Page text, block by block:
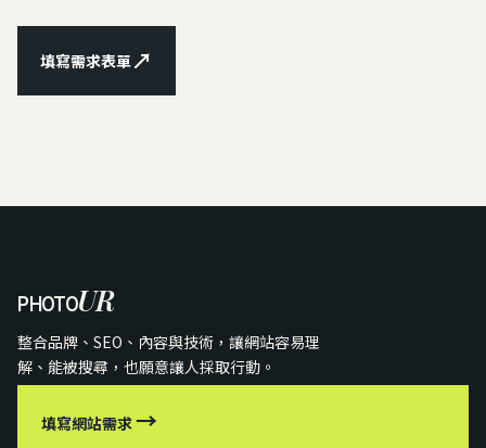
填寫需求表單↗
PHOTOUR
整合品牌、SEO、內容與技術，讓網站容易理
解、能被搜尋，也願意讓人採取行動。
填寫網站需求→